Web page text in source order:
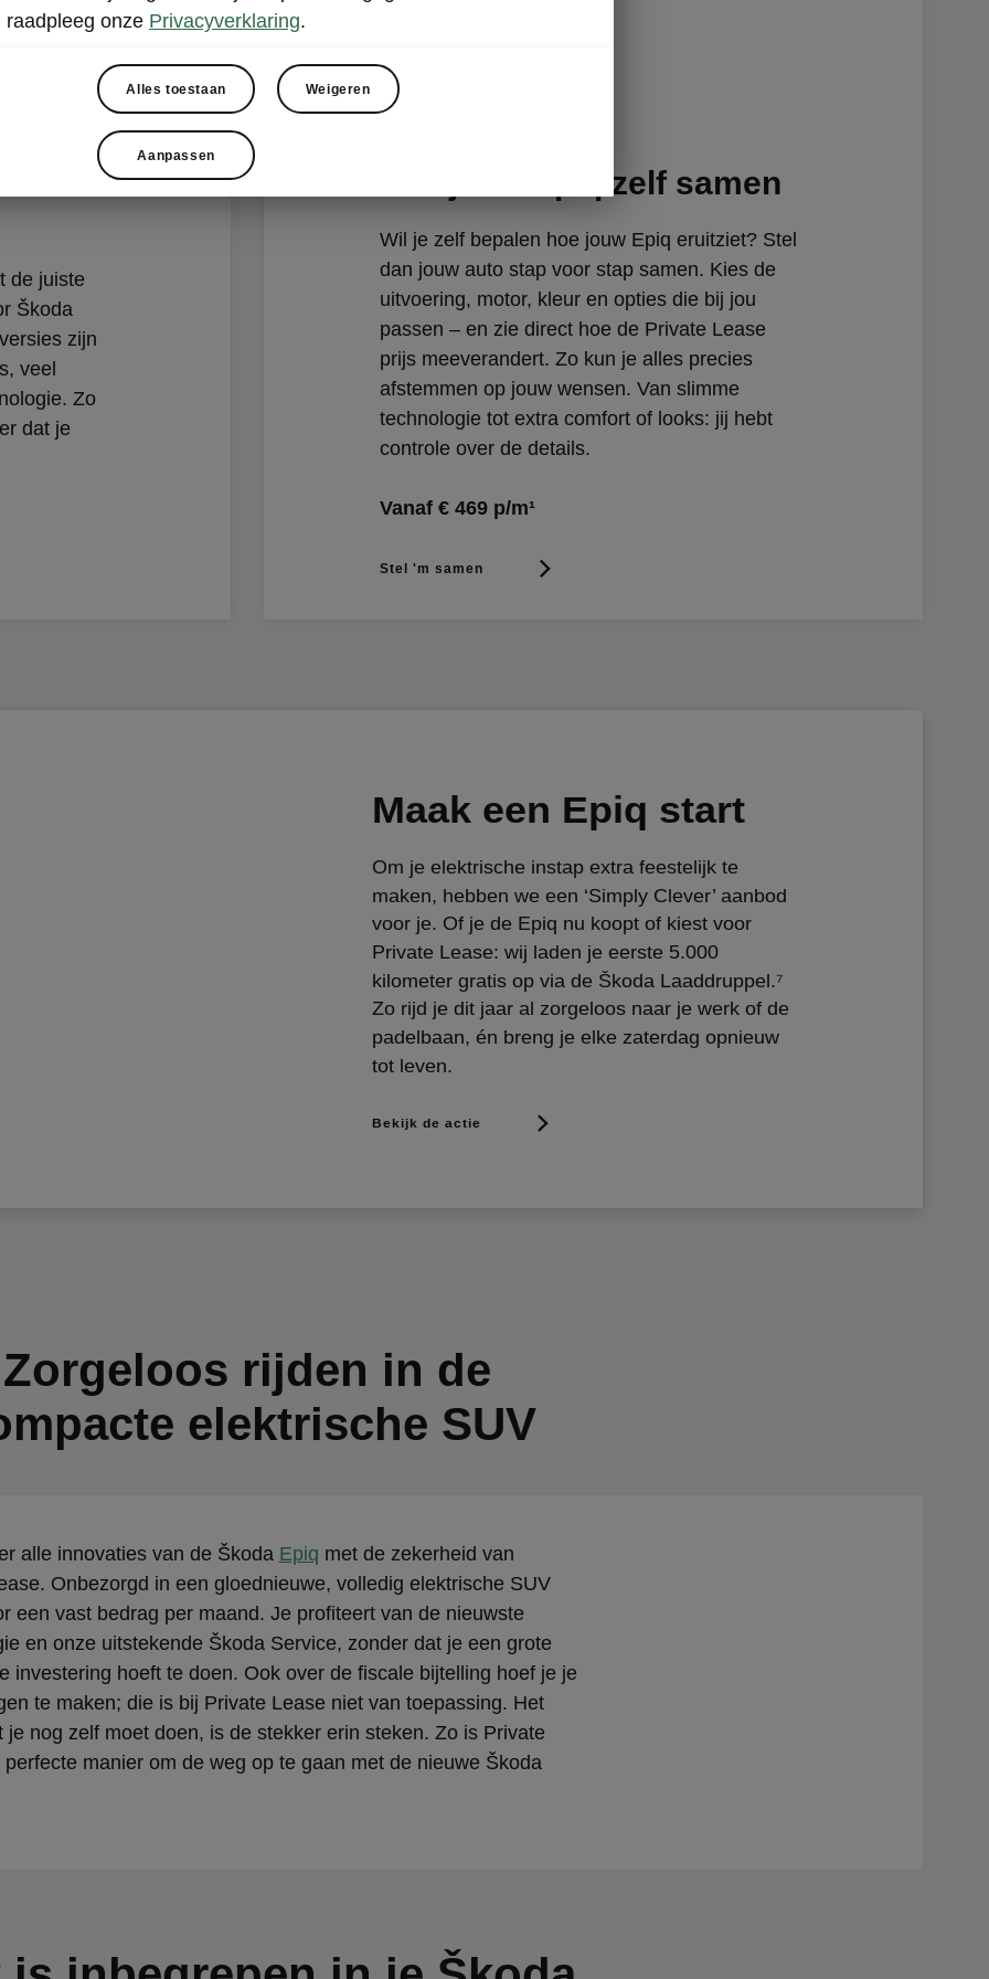
de juiste
Škoda
zijn
veel
Zo
dat je
Stel jouw Epiq zelf samen
Wil je zelf bepalen hoe jouw Epiq eruitziet? Stel
dan jouw auto stap voor stap samen. Kies de
uitvoering, motor, kleur en opties die bij jou
passen – en zie direct hoe de Private Lease
prijs meeverandert. Zo kun je alles precies
afstemmen op jouw wensen. Van slimme
technologie tot extra comfort of looks: jij hebt
controle over de details.
Vanaf € 469 p/m¹
Stel 'm samen
Maak een Epiq start
Om je elektrische instap extra feestelijk te
maken, hebben we een ‘Simply Clever’ aanbod
voor je. Of je de Epiq nu koopt of kiest voor
Private Lease: wij laden je eerste 5.000
kilometer gratis op via de Škoda Laaddruppel.⁷
Zo rijd je dit jaar al zorgeloos naar je werk of de
padelbaan, én breng je elke zaterdag opnieuw
tot leven.
Bekijk de actie
Zorgeloos rijden in de
elektrische SUV
alle innovaties van de Škoda Epiq met de zekerheid van
Onbezorgd in een gloednieuwe, volledig elektrische SUV
een vast bedrag per maand. Je profiteert van de nieuwste
en onze uitstekende Škoda Service, zonder dat je een grote
investering hoeft te doen. Ook over de fiscale bijtelling hoef je je
te maken; die is bij Private Lease niet van toepassing. Het
je nog zelf moet doen, is de stekker erin steken. Zo is Private
manier om de weg op te gaan met de nieuwe Škoda
raadpleeg onze Privacyverklaring.
Alles toestaan Weigeren
Aanpassen